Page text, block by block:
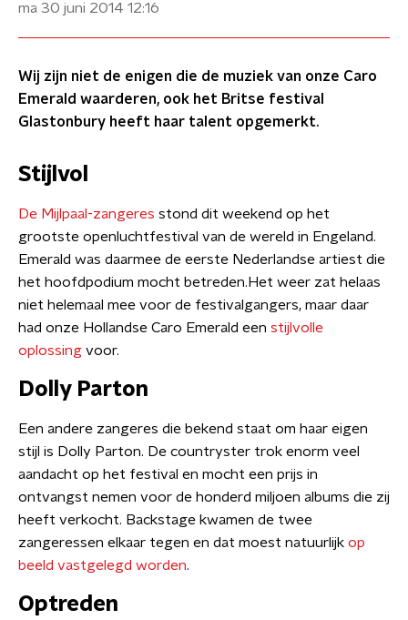
ma 30 juni 2014 12:16
Wij zijn niet de enigen die de muziek van onze Caro
Emerald waarderen, ook het Britse festival
Glastonbury heeft haar talent opgemerkt.
Stijlvol
De Mijlpaal-zangeres stond dit weekend op het
grootste openluchtfestival van de wereld in Engeland.
Emerald was daarmee de eerste Nederlandse artiest die
het hoofdpodium mocht betreden.Het weer zat helaas
niet helemaal mee voor de festivalgangers, maar daar
had onze Hollandse Caro Emerald een stijlvolle
oplossing voor.
Dolly Parton
Een andere zangeres die bekend staat om haar eigen
stijl is Dolly Parton. De countryster trok enorm veel
aandacht op het festival en mocht een prijs in
ontvangst nemen voor de honderd miljoen albums die zij
heeft verkocht. Backstage kwamen de twee
zangeressen elkaar tegen en dat moest natuurlijk op
beeld vastgelegd worden.
Optreden